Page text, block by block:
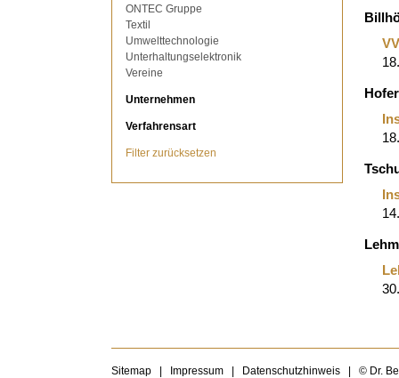
ONTEC Gruppe
Textil
Umwelttechnologie
Unterhaltungselektronik
Vereine
Unternehmen
Verfahrensart
Filter zurücksetzen
Sitemap | Impressum | Datenschutzhinweis | © Dr.